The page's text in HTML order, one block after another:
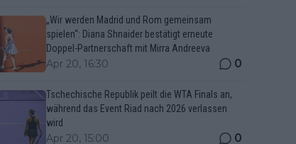
„Wir werden Madrid und Rom gemeinsam
spielen“: Diana Shnaider bestätigt erneute
Doppel-Partnerschaft mit Mirra Andreeva
Apr 20, 16:30 0
Tschechische Republik peilt die WTA Finals an,
während das Event Riad nach 2026 verlassen
wird
Apr 20, 15:00 0